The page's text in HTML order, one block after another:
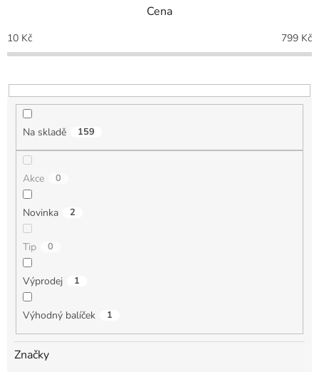
p
r
o
u
Cena
10 Kč 799 Kč
Na skladě 159
Akce 0
Novinka 2
Tip 0
Výprodej 1
Výhodný balíček 1
Značky